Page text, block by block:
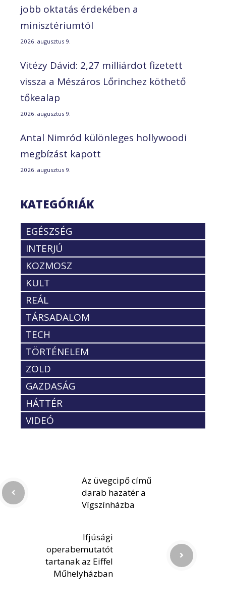
jobb oktatás érdekében a
minisztériumtól
2026. augusztus 9.
Vitézy Dávid: 2,27 milliárdot fizetett
vissza a Mészáros Lőrinchez köthető
tőkealap
2026. augusztus 9.
Antal Nimród különleges hollywoodi
megbízást kapott
2026. augusztus 9.
KATEGÓRIÁK
EGÉSZSÉG
INTERJÚ
KOZMOSZ
KULT
REÁL
TÁRSADALOM
TECH
TÖRTÉNELEM
ZÖLD
GAZDASÁG
HÁTTÉR
VIDEÓ
Az üvegcipő című
darab hazatér a
Vígszínházba
Ifjúsági
operabemutatót
tartanak az Eiffel
Műhelyházban